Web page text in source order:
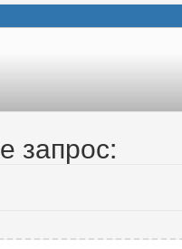
запрос: